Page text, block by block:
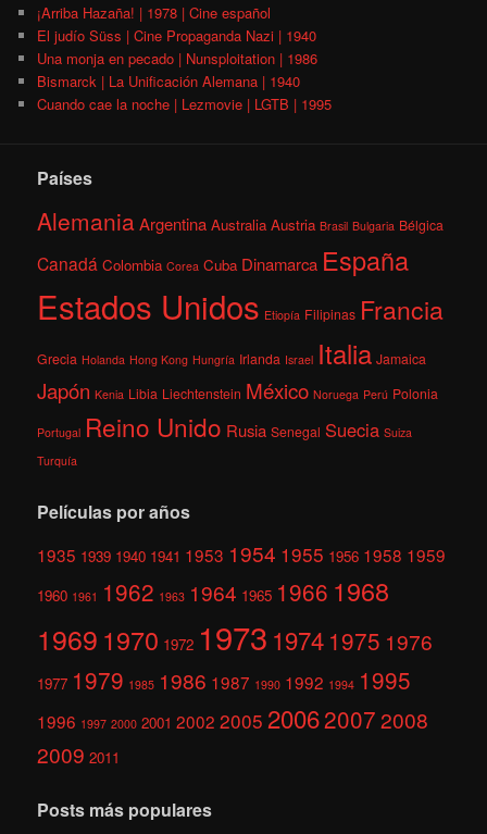
¡Arriba Hazaña! | 1978 | Cine español
El judío Süss | Cine Propaganda Nazi | 1940
Una monja en pecado | Nunsploitation | 1986
Bismarck | La Unificación Alemana | 1940
Cuando cae la noche | Lezmovie | LGTB | 1995
Países
AlemaniaArgentina Australia Austria Brasil Bulgaria Bélgica
Canadá Colombia Corea Cuba Dinamarca España
Estados Unidos Etiopía Filipinas Francia
Grecia Holanda Hong Kong Hungría Irlanda Israel Italia Jamaica
Japón Kenia Libia Liechtenstein México Noruega Perú Polonia
Portugal Reino Unido Rusia Senegal Suecia Suiza
Turquía
Películas por años
1935 1939 1940 1941 1953 1954 1955 1956 1958 1959
1960 1961 1962 1963 1964 1965 1966 1968
1969 1970 1972 1973 1974 1975 1976
1977 1979 1985 1986 1987 1990 1992 1994 1995
1996 1997 2000 2001 2002 2005 200620072008
2009 2011
Posts más populares